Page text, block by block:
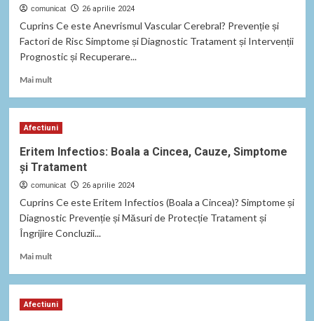
diagnosticare
esențială
comunicat 26 aprilie 2024
Cuprins Ce este Anevrismul Vascular Cerebral? Prevenție și
Factori de Risc Simptome și Diagnostic Tratament și Intervenții
Prognostic și Recuperare...
Mai multRead
Vascular
Cauze,
Simptome
și
Tratament
Afectiuni
Eritem Infectios: Boala a Cincea, Cauze, Simptome
și Tratament
comunicat 26 aprilie 2024
Cuprins Ce este Eritem Infectios (Boala a Cincea)? Simptome și
Diagnostic Prevenție și Măsuri de Protecție Tratament și
Îngrijire Concluzii...
Mai multRead
Infectios:
Afectiuni